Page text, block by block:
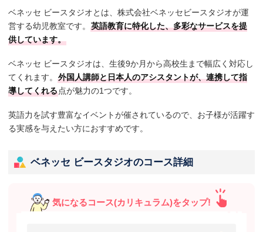
ベネッセ ビースタジオとは、株式会社ベネッセビースタジオが運
営する幼児教室です。 英語教育に特化した、多彩なサービスを提
供しています。
ベネッセ ビースタジオは、生後9か月から高校生まで幅広く対応し
てくれます。 外国人講師と日本人のアシスタントが、連携して指
導してくれる点が魅力の1つです。
英語力を試す豊富なイベントが催されているので、お子様が活躍す
る実感を与えたい方におすすめです。
ベネッセ ビースタジオのコース詳細
気になるコース(カリキュラム)をタップ!